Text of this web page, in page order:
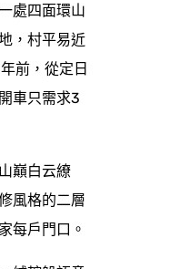
處四面環山
，村平易近
前，從定日
車只需求3
巔白云繚
風格的二層
每戶門口。